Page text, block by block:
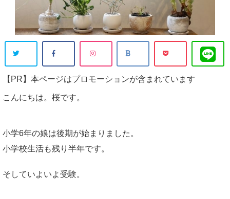
【PR】本ページはプロモーションが含まれています
こんにちは。桜です。
小学6年の娘は後期が始まりました。
小学校生活も残り半年です。
そしていよいよ受験。